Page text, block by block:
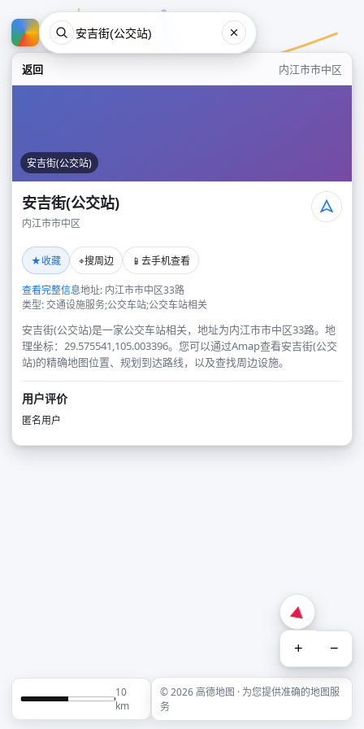
返回 内江市市中区
安吉街(公交站)
安吉街(公交站)
内江市市中区
★收藏 ⌖搜周边 📱 去手机查看
查看完整信息地址: 内江市市中区33路
类型: 交通设施服务;公交车站;公交车站相关
安吉街(公交站)是一家公交车站相关，地址为内江市市中区33路。地
理坐标：29.575541,105.003396。您可以通过Amap查看安吉街(公交
站)的精确地图位置、规划到达路线，以及查找周边设施。
用户评价
匿名用户
+ −
10
km
© 2026 高德地图 · 为您提供准确的地图服
务